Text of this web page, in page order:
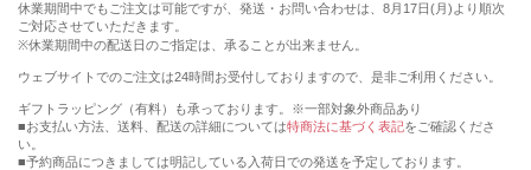
休業期間中でもご注文は可能ですが、発送・お問い合わせは、8月17日(月)より順次
ご対応させていただきます。
※休業期間中の配送日のご指定は、承ることが出来ません。
ウェブサイトでのご注文は24時間お受付しておりますので、是非ご利用ください。
ギフトラッピング（有料）も承っております。※一部対象外商品あり
■お支払い方法、送料、配送の詳細については特商法に基づく表記をご確認くださ
い。
■予約商品につきましては明記している入荷日での発送を予定しております。